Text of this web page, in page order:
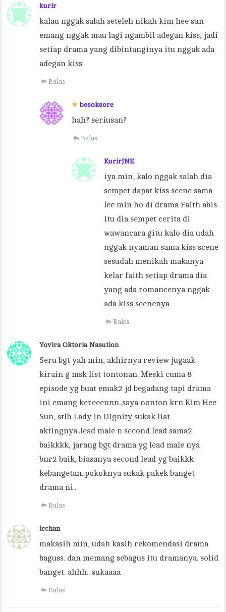
kurir
kalau nggak salah seteleh nikah kim hee sun
emang nggak mau lagi ngambil adegan kiss, jadi
setiap drama yang dibintanginya itu nggak ada
adegan kiss
Balas
besoksore
hah? seriusan?
Balas
KurirJNE
iya min, kalo nggak salah dia
sempet dapat kiss scene sama
lee min ho di drama Faith abis
itu dia sempet cerita di
wawancara gitu kalo dia udah
nggak nyaman sama kiss scene
sesudah menikah makanya
kelar faith setiap drama dia
yang ada romancenya nggak
ada kiss scenenya
Balas
Yovira Oktoria Nasution
Seru bgt yah min, akhirnya review jugaak
kirain g msk list tontonan. Meski cuma 8
episode yg buat emak2 jd begadang tapi drama
ini emang kereeennn..saya nonton krn Kim Hee
Sun, stlh Lady in Dignity sukak liat
aktingnya..lead male n second lead sama2
baikkkk, jarang bgt drama yg lead male nya
bnr2 baik, biasanya second lead yg baikkk
kebangetan..pokoknya sukak pakek banget
drama ni..
Balas
icchan
makasih min, udah kasih rekomendasi drama
baguss. dan memang sebagus itu dramanya. solid
banget. ahhh.. sukaaaa
Balas